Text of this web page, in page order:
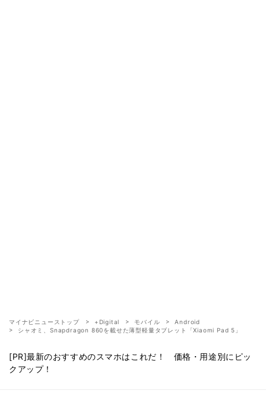
マイナビニューストップ +Digital モバイル
Android
シャオミ、Snapdragon 860を載せた薄型軽量タブレット「Xiaomi Pad 5」
[PR]最新のおすすめのスマホはこれだ！ 価格・用途別にピッ
クアップ！